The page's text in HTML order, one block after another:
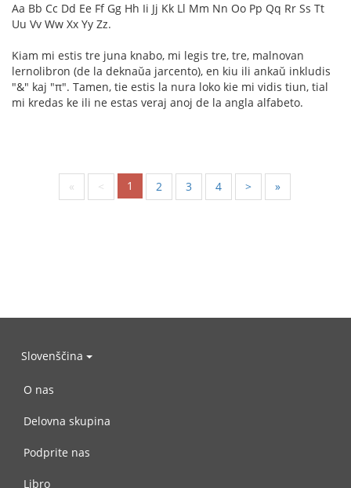
Aa Bb Cc Dd Ee Ff Gg Hh Ii Jj Kk Ll Mm Nn Oo Pp Qq Rr Ss Tt
Uu Vv Ww Xx Yy Zz.
Kiam mi estis tre juna knabo, mi legis tre, tre, malnovan
lernolibron (de la deknaŭa jarcento), en kiu ili ankaŭ inkludis
"&" kaj "π". Tamen, tie estis la nura loko kie mi vidis tiun, tial
mi kredas ke ili ne estas veraj anoj de la angla alfabeto.
« < 1 2 3 4 > »
Slovenščina
O nas
Delovna skupina
Podprite nas
Libro